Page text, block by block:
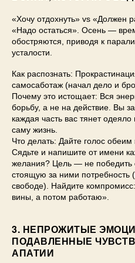
«Хочу отдохнуть» vs «Должен
«Надо остаться». Осень —
обостряются, приводя к
усталости.
Как распознать:
самосаботаж (начал дело и
Почему это истощает: Вся
борьбу, а не на действие. Вы
каждая часть вас тянет
саму жизнь.
Что делать: Дайте голос
Сядьте и напишите от имени
желания? Цель — не победить
стоящую за ними потребность
свободе). Найдите
вины, а потом работаю».
3. НЕПРОЖИТЫЕ
ПОДАВЛЕННЫЕ
АПАТИИ